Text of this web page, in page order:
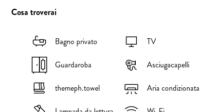
Cosa troverai
Bagno privato
Guardaroba
themeph.towel
TV
Asciugacapelli
Aria condizionata